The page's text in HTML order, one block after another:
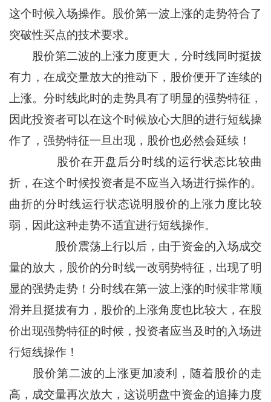
这个时候入场操作。股价第一波上涨的走势符合了
突破性买点的技术要求。
股价第二波的上涨力度更大，分时线同时挺拔
有力，在成交量放大的推动下，股价便开了连续的
上涨。分时线此时的走势具有了明显的强势特征，
因此投资者可以在这个时候放心大胆的进行短线操
作了，强势特征一旦出现，股价也必然会延续！
股价在开盘后分时线的运行状态比较曲
折，在这个时候投资者是不应当入场进行操作的。
曲折的分时线运行状态说明股价的上涨力度比较
弱，因此这种走势不适宜进行短线操作。
股价震荡上行以后，由于资金的入场成交
量的放大，股价的分时线一改弱势特征，出现了明
显的强势走势！分时线在第一波上涨的时候非常顺
滑并且挺拔有力，股价的上涨角度也比较大，在股
价出现强势特征的时候，投资者应当及时的入场进
行短线操作！
股价第二波的上涨更加凌利，随着股价的走
高，成交量再次放大，这说明盘中资金的追捧力度